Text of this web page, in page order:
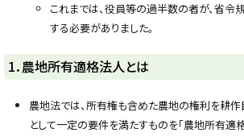
これまでは、役員等の過半数の者が、省令
する必要がありました。
1．農地所有適格法人とは
農地法では、所有権も含めた農地の権利を耕
として一定の要件を満たすものを「農地所有適